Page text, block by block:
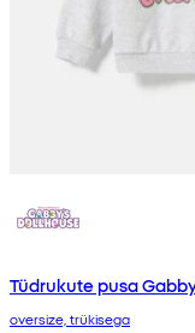
Tüdrukute pusa
oversize, trükisega